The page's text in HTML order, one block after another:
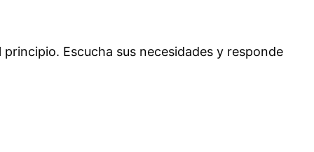
Escucha sus necesidades y responde